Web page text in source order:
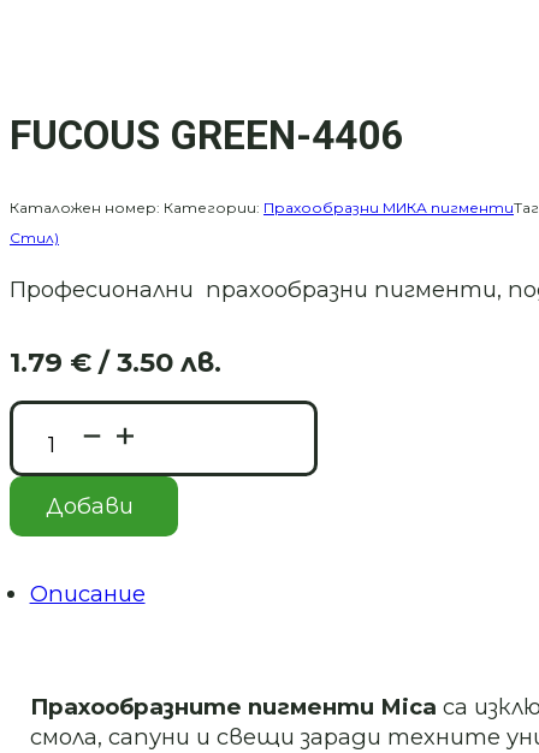
FUCOUS GREEN-4406
Каталожен номер: Категории: Прахообразни МИКА пигменти
Стил)
Професионални прахообразни пигменти,
Original
price
was:
3.58 €
/
7.00 лв..
1.79 € / 3.50 лв.
Текущата
цена
1.79 €
/
3.50 лв..
количество
за
FUCOUS
GREEN-
4406
Добави
Описание
Прахообразните пигменти Mica са
смола, сапуни и свещи заради техните